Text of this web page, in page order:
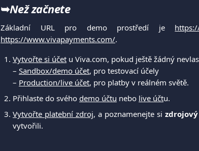
➥Než začnete
Základní URL pro demo prostředí je
https://www.vivapayments.com/.
Vytvořte si účet u Viva.com, pokud ještě žádný
– Sandbox/demo účet, pro testovací účely
– Production/live účet, pro platby v reálném světě.
Přihlaste do svého demo účtu nebo live účtu.
Vytvořte platební zdroj, a poznamenejte si
vytvořili.